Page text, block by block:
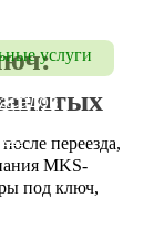
услуги
переезда,
MKS-
под ключ,